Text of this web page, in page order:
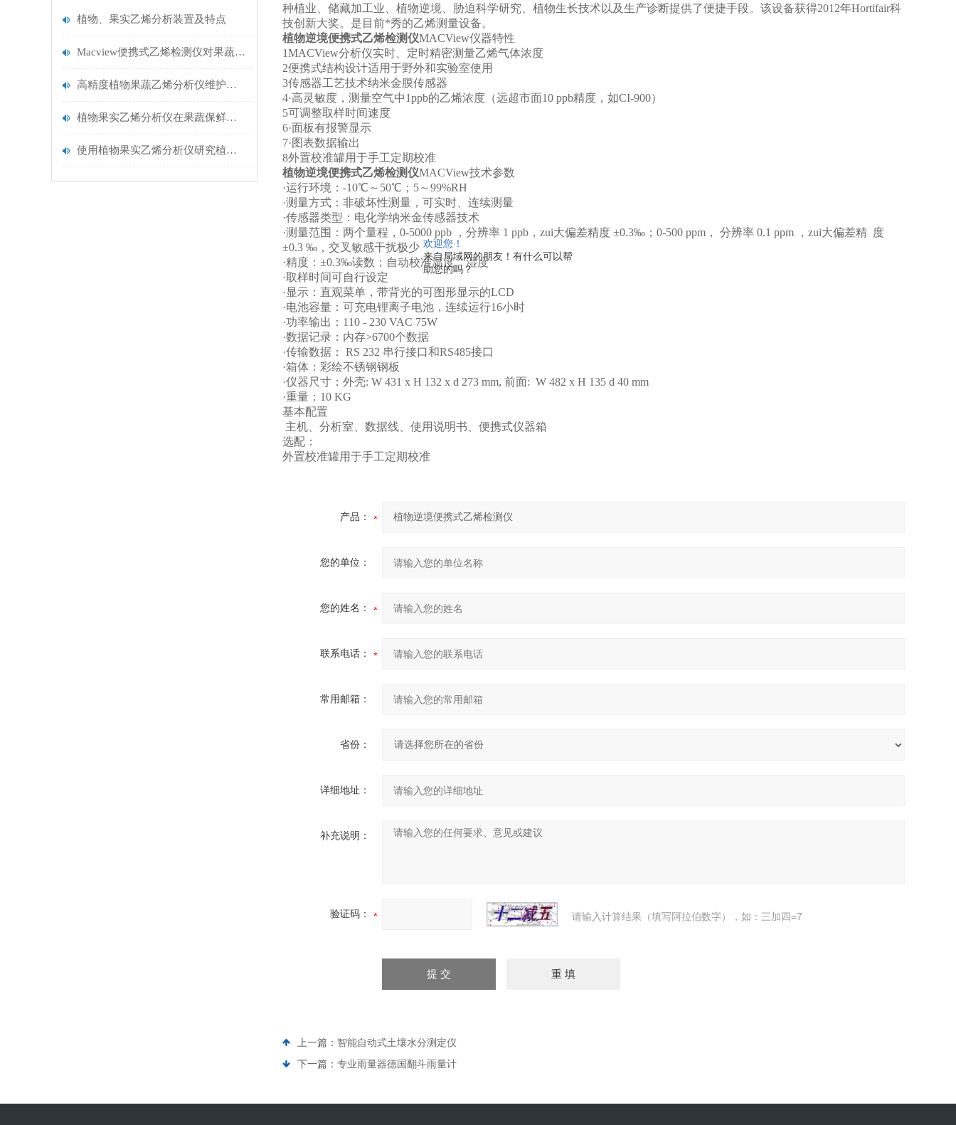
欢迎您！
来自局域网的朋友！有什么可以帮
助您的吗？
植物、果实乙烯分析装置及特点
Macview便携式乙烯检测仪对果蔬成熟度监测
高精度植物果蔬乙烯分析仪维护保养与实操技巧
植物果实乙烯分析仪在果蔬保鲜处理中的应用研究
使用植物果实乙烯分析仪研究植物果实的生长和成熟过程
种植业、储藏加工业、植物逆境、胁迫科学研究、植物生长技术以及生产诊断提供了便捷手段。该设备获得2012年Hortifair科
技创新大奖。是目前*秀的乙烯测量设备。
植物逆境便携式乙烯检测仪MACView仪器特性
1MACView分析仪实时、定时精密测量乙烯气体浓度
2便携式结构设计适用于野外和实验室使用
3传感器工艺技术纳米金膜传感器
4·高灵敏度，测量空气中1ppb的乙烯浓度（远超市面10 ppb精度，如CI-900）
5可调整取样时间速度
6·面板有报警显示
7·图表数据输出
8外置校准罐用于手工定期校准
植物逆境便携式乙烯检测仪MACView技术参数
·运行环境：-10℃～50℃；5～99%RH
·测量方式：非破坏性测量，可实时、连续测量
·传感器类型：电化学纳米金传感器技术
·测量范围：两个量程，0-5000 ppb ，分辨率 1 ppb，zui大偏差精度 ±0.3‰；0-500 ppm， 分辨率 0.1 ppm ，zui大偏差精 度
±0.3 ‰，交叉敏感干扰极少
·精度：±0.3‰读数；自动校准温度、湿度
·取样时间可自行设定
·显示：直观菜单，带背光的可图形显示的LCD
·电池容量：可充电锂离子电池，连续运行16小时
·功率输出：110 - 230 VAC 75W
·数据记录：内存>6700个数据
·传输数据： RS 232 串行接口和RS485接口
·箱体：彩绘不锈钢钢板
·仪器尺寸：外壳: W 431 x H 132 x d 273 mm, 前面: W 482 x H 135 d 40 mm
·重量：10 KG
基本配置
主机、分析室、数据线、使用说明书、便携式仪器箱
选配：
外置校准罐用于手工定期校准
产品：
您的单位：
您的姓名：
联系电话：
常用邮箱：
省份：
详细地址：
补充说明：
验证码： 请输入计算结果（填写阿拉伯数字），如：三加四=7
上一篇： 智能自动式土壤水分测定仪
下一篇： 专业雨量器德国翻斗雨量计